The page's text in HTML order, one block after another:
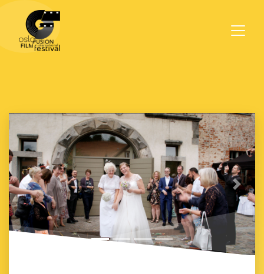
Previous Next